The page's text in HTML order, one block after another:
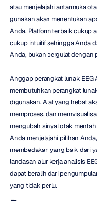
atau menjelajahi antarmuka
gunakan akan menentukan
Anda. Platform terbaik cukup
cukup intuitif sehingga Anda
Anda, bukan bergulat dengan
Anggap perangkat lunak EEG
membutuhkan perangkat
digunakan. Alat yang hebat
memproses, dan
mengubah sinyal otak
Anda menjelajahi pilihan
membedakan yang baik dari
landasan alur kerja analisis
dapat beralih dari
yang tidak perlu.